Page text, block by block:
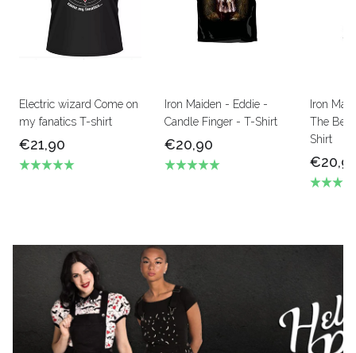
Electric wizard Come on
my fanatics T-shirt
€21,90
Iron Maiden - Eddie -
Candle Finger - T-Shirt
€20,90
Iron
The
Shirt